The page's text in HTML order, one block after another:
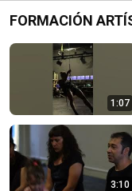
FORMACIÓN
1:07
3:10